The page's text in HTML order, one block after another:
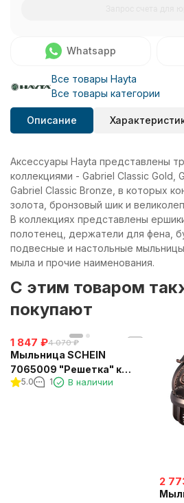
Whatsapp
Все товары Hayta
Все товары категории
Описание
Аксессуары Hayta представлены
коллекциями - Gabriel Classic Gold,
Gabriel Classic Bronze, в которых
золота, бронзовый шик и
В коллекциях представлены
полотенец, держатели для фена,
подвесные и настольные
мыла и прочие наименования.
C этим товаром
покупают
1 847 ₽4 070 ₽
Мыльница SCHEIN
7065009 "Решетка" к
стене
5.0 1 В наличии
2